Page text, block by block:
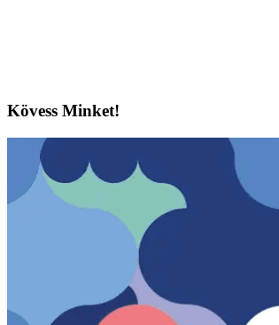
Kövess Minket!